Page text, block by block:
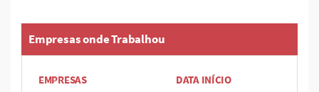
Empresas onde Trabalhou
EMPRESAS DATA INÍCIO